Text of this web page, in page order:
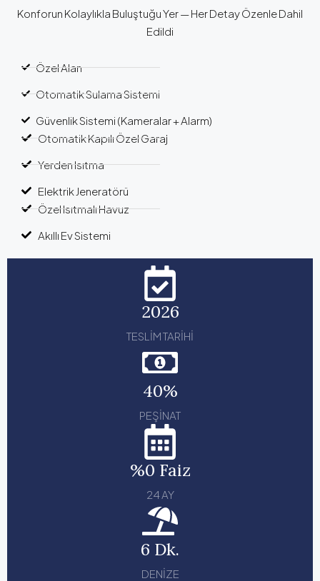
Konforun Kolaylıkla Buluştuğu Yer — Her Detay Özenle Dahil
Edildi
Özel Alan
Otomatik Sulama Sistemi
Güvenlik Sistemi (Kameralar + Alarm)
Otomatik Kapılı Özel Garaj
Yerden Isıtma
Elektrik Jeneratörü
Özel Isıtmalı Havuz
Akıllı Ev Sistemi
2026
TESLİM TARİHİ
40%
PEŞİNAT
%0 Faiz
24 AY
6 Dk.
DENİZE